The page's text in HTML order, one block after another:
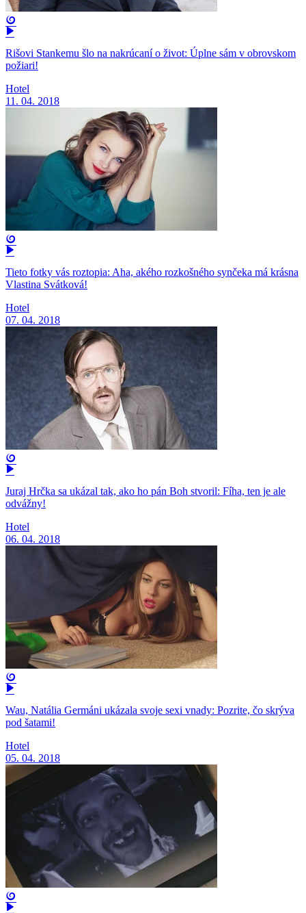
Rišovi Stankemu šlo na nakrúcaní o život: Úplne sám v obrovskom
požiari!
Hotel
11. 04. 2018
Tieto fotky vás roztopia: Aha, akého rozkošného synčeka má krásna
Vlastina Svátková!
Hotel
07. 04. 2018
Juraj Hrčka sa ukázal tak, ako ho pán Boh stvoril: Fíha, ten je ale
odvážny!
Hotel
06. 04. 2018
Wau, Natália Germáni ukázala svoje sexi vnady: Pozrite, čo skrýva
pod šatami!
Hotel
05. 04. 2018